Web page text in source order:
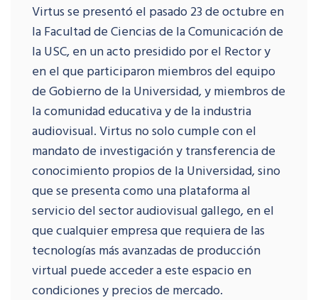
Virtus se presentó el pasado 23 de octubre en
la Facultad de Ciencias de la Comunicación de
la USC, en un acto presidido por el Rector y
en el que participaron miembros del equipo
de Gobierno de la Universidad, y miembros de
la comunidad educativa y de la industria
audiovisual. Virtus no solo cumple con el
mandato de investigación y transferencia de
conocimiento propios de la Universidad, sino
que se presenta como una plataforma al
servicio del sector audiovisual gallego, en el
que cualquier empresa que requiera de las
tecnologías más avanzadas de producción
virtual puede acceder a este espacio en
condiciones y precios de mercado.